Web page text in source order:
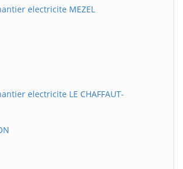
electricite MEZEL
electricite LE CHAFFAUT-